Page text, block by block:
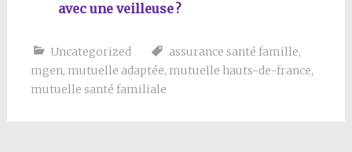
avec une veilleuse ?
Uncategorized assurance santé famille,
mgen, mutuelle adaptée, mutuelle hauts-de-france,
mutuelle santé familiale